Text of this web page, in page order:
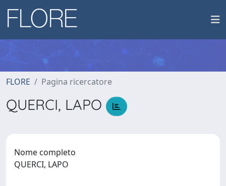
FLORE Pagina ricercatore
QUERCI, LAPO
Nome completo
QUERCI, LAPO